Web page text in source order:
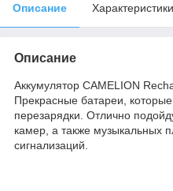
Описание Характеристики
Описание
Аккумулятор CAMELION
Прекрасные батареи,
перезарядки. Отлично
камер, а также музыкальных
сигнализаций.